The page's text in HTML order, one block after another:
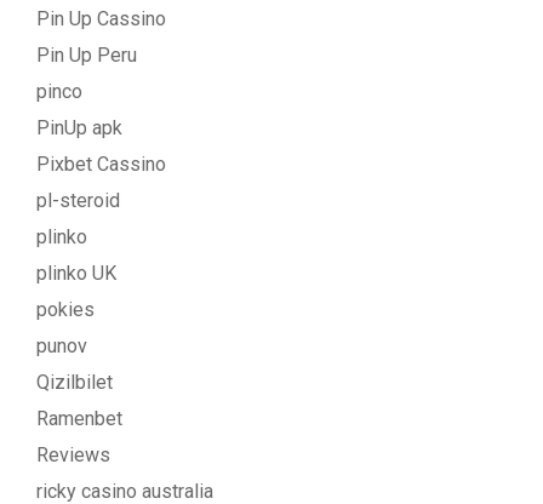
Pin Up Cassino
Pin Up Peru
pinco
PinUp apk
Pixbet Cassino
pl-steroid
plinko
plinko UK
pokies
punov
Qizilbilet
Ramenbet
Reviews
ricky casino australia